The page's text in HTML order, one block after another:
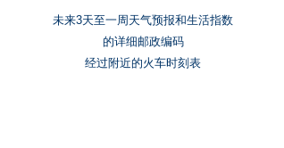
未来3天至一周天气预报和生活指数
的详细邮政编码
经过附近的火车时刻表